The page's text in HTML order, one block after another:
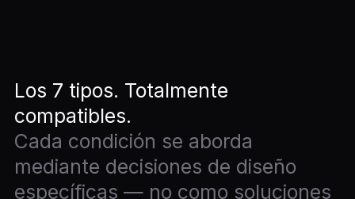
Los 7 tipos. Totalmente
compatibles.
Cada condición se aborda
mediante decisiones de diseño
específicas — no como soluciones